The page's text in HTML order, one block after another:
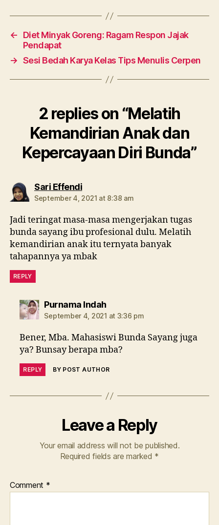
←
Diet Minyak Goreng: Ragam Respon Jajak
Pendapat
→ Sesi Bedah Karya Kelas Tips Menulis Cerpen
2 replies on “Melatih
Kemandirian Anak dan
Kepercayaan Diri Bunda”
Sari Effendisays:
September 4, 2021 at 8:38 am
Jadi teringat masa-masa mengerjakan tugas
bunda sayang ibu profesional dulu. Melatih
kemandirian anak itu ternyata banyak
tahapannya ya mbak
REPLY
Purnama Indahsays:
September 4, 2021 at 3:36 pm
Bener, Mba. Mahasiswi Bunda Sayang juga
ya? Bunsay berapa mba?
REPLY BY POST AUTHOR
Leave a Reply
Your email address will not be published.
Required fields are marked *
Comment *